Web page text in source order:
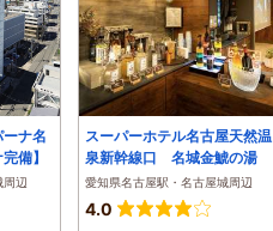
ナ名
備】
周辺
スーパーホテル名古屋天然温
泉新幹線口 名城金鯱の湯
愛知県名古屋駅・名古屋城周辺
4.0